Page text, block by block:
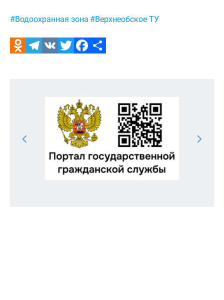
Метки:
#Водоохранная зона #Верхнеобское ТУ